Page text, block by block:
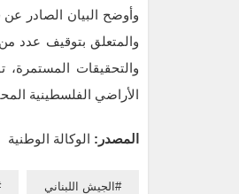
والمتعلق بتوقيف عدد
والتحقيقات المستمرة،
الأراضي الفلسطينية
المصدر: الوكالة الوطنية
الجيش اللبناني